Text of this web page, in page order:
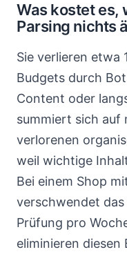
Was kostet es,
Parsing nichts
Sie verlieren etwa
Budgets durch
Content oder
summiert sich auf
verlorenen
weil wichtige
Bei einem Shop
verschwendet
Prüfung pro
eliminieren diesen